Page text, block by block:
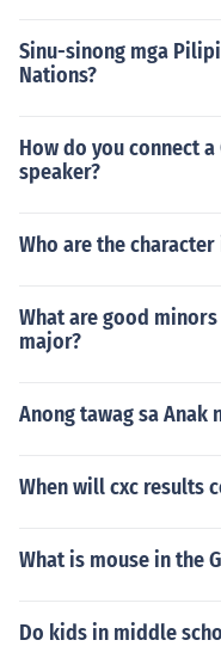
Sinu-sinong mga
Nations?
How do you connect
speaker?
Who are the
What are good
major?
Anong tawag sa Anak
When will cxc results
What is mouse in the
Do kids in middle